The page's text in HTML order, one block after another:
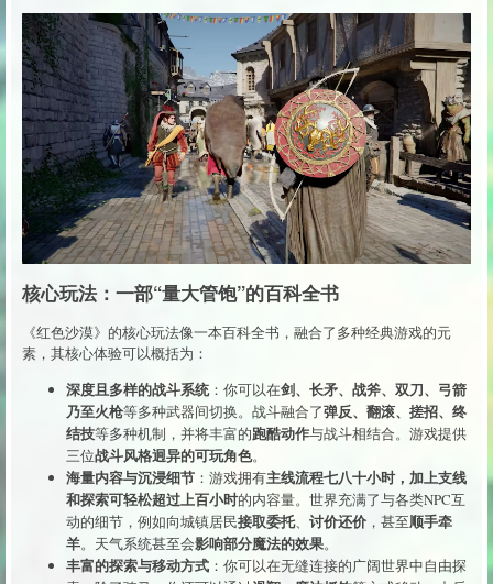
核心玩法：一部“量大管饱”的百科全书
《红色沙漠》的核心玩法像一本百科全书，融合了多种经典游戏的元
素，其核心体验可以概括为：
深度且多样的战斗系统：你可以在剑、长矛、战斧、双刀、弓箭
乃至火枪等多种武器间切换。战斗融合了弹反、翻滚、搓招、终
结技等多种机制，并将丰富的跑酷动作与战斗相结合。游戏提供
三位战斗风格迥异的可玩角色。
海量内容与沉浸细节 ：游戏拥有主线流程七八十小时，加上支线
和探索可轻松超过上百小时的内容量。世界充满了与各类NPC互
动的细节，例如向城镇居民接取委托、 讨价还价 ，甚至顺手牵
羊。天气系统甚至会影响部分魔法的效果。
丰富的探索与移动方式 ：你可以在无缝连接的广阔世界中自由探